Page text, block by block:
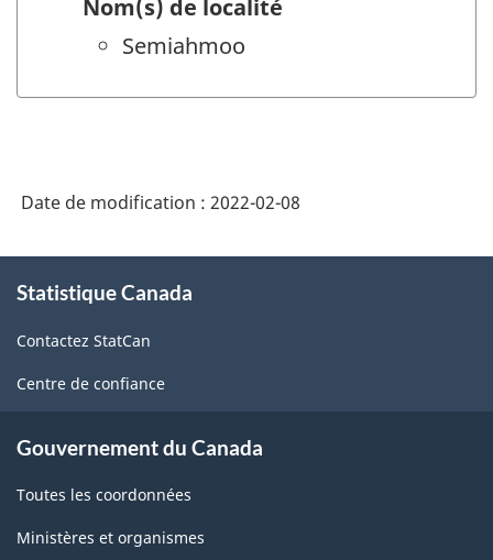
Nom(s) de localité
Semiahmoo
Date de modification : 2022-02-08
propos
ce
site
Statistique Canada
Contactez StatCan
Centre de confiance
Gouvernement du Canada
Toutes les coordonnées
Ministères et organismes